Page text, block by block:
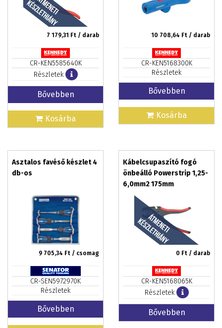
7 179,31 Ft / darab
CR-KEN5585640K
Részletek
Bővebben
Kosárba
10 708,64 Ft / darab
CR-KEN5168300K
Részletek
Bővebben
Kosárba
Asztalos favéső készlet 4
db-os
9 705,34 Ft / csomag
CR-SEN5972970K
Részletek
Bővebben
Kábelcsupaszító fogó
önbeálló Powerstrip 1,25-
6,0mm2 175mm
0 Ft / darab
CR-KEN5168065K
Részletek
Bővebben